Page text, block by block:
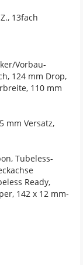
13fach
Vorbau-
124 mm Drop,
110 mm
mm Versatz,
Tubeless-
Ready,
142 x 12 mm-